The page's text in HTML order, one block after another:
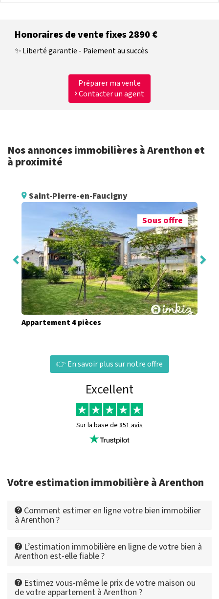
Honoraires de vente fixes 2890 €
✨ Liberté garantie - Paiement au succès
Préparer ma vente
Contacter un agent
Nos annonces immobilières à Arenthon et
à proximité
Saint-Pierre-en-Faucigny
Sous offre
Appartement 4 pièces
👉 En savoir plus sur notre offre
Excellent
Sur la base de 851 avis
Votre estimation immobilière à Arenthon
Comment estimer en ligne votre bien immobilier
à Arenthon ?
L’estimation immobilière en ligne de votre bien à
Arenthon est-elle fiable ?
Estimez vous-même le prix de votre maison ou
de votre appartement à Arenthon ?